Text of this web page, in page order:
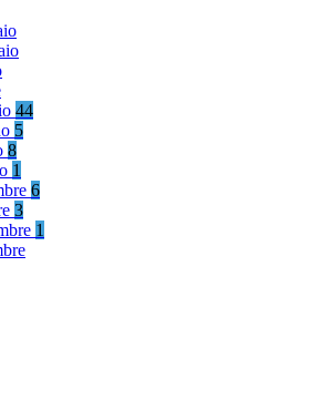
44
5
8
1
6
3
1